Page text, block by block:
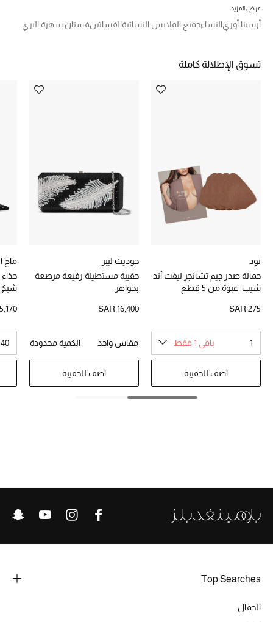
الحب للمحلي
ركن الفخامة
جميع الملابس النسائية
جميع الحقائب النسائية
جميع الإكسسورات النسائية
موضة نسائية
الحقائب
دليل ملتزمات الحقائب
حقائب رجالية
أبرز المصممين
دليل ملتزمات الحقائب
عرض المزيد
أرسينا أوريالنساءجميع الملابس النسائيةالفساتينفستان سهرة اليري
تسوق الإطلالة كاملة
نود
حمالة صدر جيم تشانجر ليفت آند
شيب، عبوة من 5 قطع
SAR 275
1 باقي 1 فقط
اضف للحقيبة
جوديث ليبر
حقيبة مستطيلة رفيعة مرصعة
بجواهر
SAR 16,400
مقاس واحد الكمية محدودة
اضف للحقيبة
ماخ
Top Searches
الجمال